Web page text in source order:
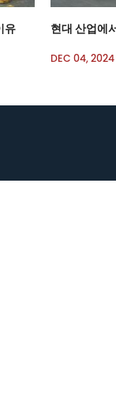
유 현대 산업에
DEC 04, 2024